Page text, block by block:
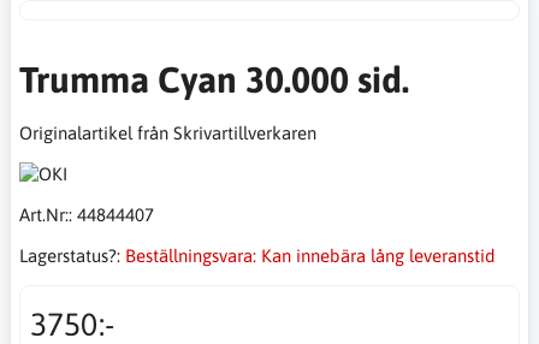
Trumma Cyan 30.000 sid.
Originalartikel från Skrivartillverkaren
Art.Nr:: 44844407
Lagerstatus?: Beställningsvara: Kan innebära lång leveranstid
3750:-